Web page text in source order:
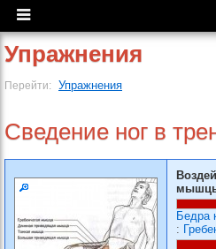
Упражнения
Перейти: Упражнения
Сведение ног в
Бедра
: